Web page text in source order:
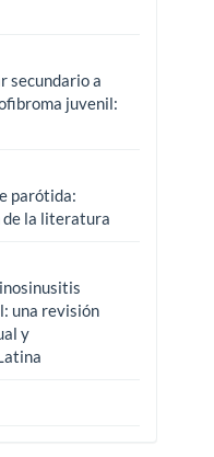
secundario a
juvenil:
parótida:
de la literatura
una revisión
y